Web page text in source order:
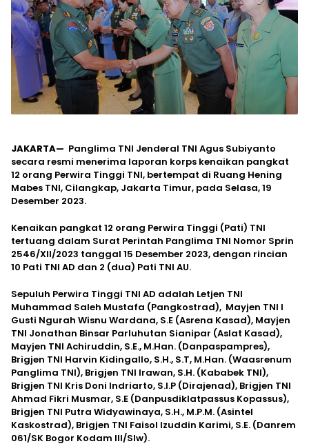
JAKARTA— Panglima TNI Jenderal TNI Agus Subiyanto
secara resmi menerima laporan korps kenaikan pangkat
12 orang Perwira Tinggi TNI, bertempat di Ruang Hening
Mabes TNI, Cilangkap, Jakarta Timur, pada Selasa, 19
Desember 2023.
Kenaikan pangkat 12 orang Perwira Tinggi (Pati) TNI
tertuang dalam Surat Perintah Panglima TNI Nomor Sprin
2546/XII/2023 tanggal 15 Desember 2023, dengan rincian
10 Pati TNI AD dan 2 (dua) Pati TNI AU.
Sepuluh Perwira Tinggi TNI AD adalah Letjen TNI
Muhammad Saleh Mustafa (Pangkostrad), Mayjen TNI I
Gusti Ngurah Wisnu Wardana, S.E (Asrena Kasad), Mayjen
TNI Jonathan Binsar Parluhutan Sianipar (Aslat Kasad),
Mayjen TNI Achiruddin, S.E., M.Han. (Danpaspampres),
Brigjen TNI Harvin Kidingallo, S.H., S.T, M.Han. (Waasrenum
Panglima TNI), Brigjen TNI Irawan, S.H. (Kababek TNI),
Brigjen TNI Kris Doni Indriarto, S.I.P (Dirajenad), Brigjen TNI
Ahmad Fikri Musmar, S.E (Danpusdiklatpassus Kopassus),
Brigjen TNI Putra Widyawinaya, S.H., M.P.M. (Asintel
Kaskostrad), Brigjen TNI Faisol Izuddin Karimi, S.E. (Danrem
061/SK Bogor Kodam III/Slw).